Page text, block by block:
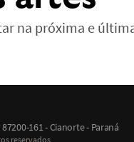
na próxima e
161 - Cianorte - Paraná
reservados